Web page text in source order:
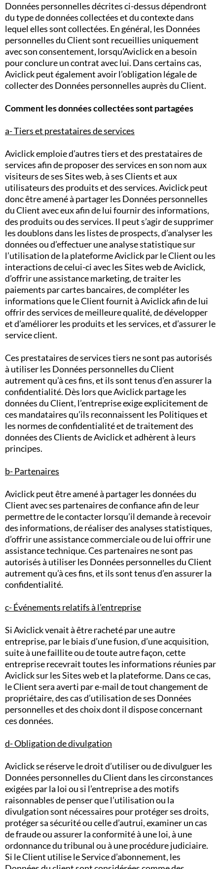
Données personnelles décrites ci-dessus dépendront
du type de données collectées et du contexte dans
lequel elles sont collectées. En général, les Données
personnelles du Client sont recueillies uniquement
avec son consentement, lorsqu’Aviclick en a besoin
pour conclure un contrat avec lui. Dans certains cas,
Aviclick peut également avoir l’obligation légale de
collecter des Données personnelles auprès du Client.
Comment les données collectées sont partagées
a- Tiers et prestataires de services
Aviclick emploie d’autres tiers et des prestataires de
services afin de proposer des services en son nom aux
visiteurs de ses Sites web, à ses Clients et aux
utilisateurs des produits et des services. Aviclick peut
donc être amené à partager les Données personnelles
du Client avec eux afin de lui fournir des informations,
des produits ou des services. Il peut s’agir de supprimer
les doublons dans les listes de prospects, d’analyser les
données ou d’effectuer une analyse statistique sur
l’utilisation de la plateforme Aviclick par le Client ou les
interactions de celui-ci avec les Sites web de Aviclick,
d’offrir une assistance marketing, de traiter les
paiements par cartes bancaires, de compléter les
informations que le Client fournit à Aviclick afin de lui
offrir des services de meilleure qualité, de développer
et d’améliorer les produits et les services, et d’assurer le
service client.
Ces prestataires de services tiers ne sont pas autorisés
à utiliser les Données personnelles du Client
autrement qu’à ces fins, et ils sont tenus d’en assurer la
confidentialité. Dès lors que Aviclick partage les
données du Client, l’entreprise exige explicitement de
ces mandataires qu’ils reconnaissent les Politiques et
les normes de confidentialité et de traitement des
données des Clients de Aviclick et adhèrent à leurs
principes.
b- Partenaires
Aviclick peut être amené à partager les données du
Client avec ses partenaires de confiance afin de leur
permettre de le contacter lorsqu’il demande à recevoir
des informations, de réaliser des analyses statistiques,
d’offrir une assistance commerciale ou de lui offrir une
assistance technique. Ces partenaires ne sont pas
autorisés à utiliser les Données personnelles du Client
autrement qu’à ces fins, et ils sont tenus d’en assurer la
confidentialité.
c- Événements relatifs à l’entreprise
Si Aviclick venait à être racheté par une autre
entreprise, par le biais d’une fusion, d’une acquisition,
suite à une faillite ou de toute autre façon, cette
entreprise recevrait toutes les informations réunies par
Aviclick sur les Sites web et la plateforme. Dans ce cas,
le Client sera averti par e-mail de tout changement de
propriétaire, des cas d’utilisation de ses Données
personnelles et des choix dont il dispose concernant
ces données.
d- Obligation de divulgation
Aviclick se réserve le droit d’utiliser ou de divulguer les
Données personnelles du Client dans les circonstances
exigées par la loi ou si l’entreprise a des motifs
raisonnables de penser que l’utilisation ou la
divulgation sont nécessaires pour protéger ses droits,
protéger sa sécurité ou celle d’autrui, examiner un cas
de fraude ou assurer la conformité à une loi, à une
ordonnance du tribunal ou à une procédure judiciaire.
Si le Client utilise le Service d’abonnement, les